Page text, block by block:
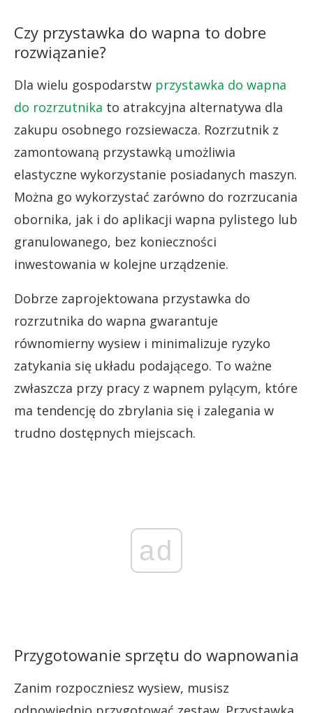
Czy przystawka do wapna to dobre
rozwiązanie?
Dla wielu gospodarstw przystawka do wapna
do rozrzutnika to atrakcyjna alternatywa dla
zakupu osobnego rozsiewacza. Rozrzutnik z
zamontowaną przystawką umożliwia
elastyczne wykorzystanie posiadanych maszyn.
Można go wykorzystać zarówno do rozrzucania
obornika, jak i do aplikacji wapna pylistego lub
granulowanego, bez konieczności
inwestowania w kolejne urządzenie.
Dobrze zaprojektowana przystawka do
rozrzutnika do wapna gwarantuje
równomierny wysiew i minimalizuje ryzyko
zatykania się układu podającego. To ważne
zwłaszcza przy pracy z wapnem pylącym, które
ma tendencję do zbrylania się i zalegania w
trudno dostępnych miejscach.
ad
Przygotowanie sprzętu do wapnowania
Zanim rozpoczniesz wysiew, musisz